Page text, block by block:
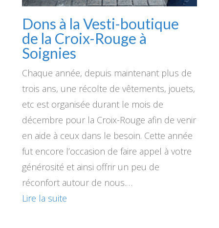
Dons à la Vesti-boutique
de la Croix-Rouge à
Soignies
Chaque année, depuis maintenant plus de
trois ans, une récolte de vêtements, jouets,
etc est organisée durant le mois de
décembre pour la Croix-Rouge afin de venir
en aide à ceux dans le besoin. Cette année
fut encore l’occasion de faire appel à votre
générosité et ainsi offrir un peu de
réconfort autour de nous.…
Lire la suite